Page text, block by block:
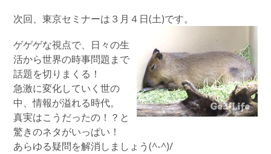
次回、東京セミナーは３月４日(土)です。
ゲゲゲな視点で、日々の生
活から世界の時事問題まで
話題を切りまくる！
急激に変化していく世の
中、情報が溢れる時代。
真実はこうだったの！？と
驚きのネタがいっぱい！
あらゆる疑問を解消しましょう(^-^)/